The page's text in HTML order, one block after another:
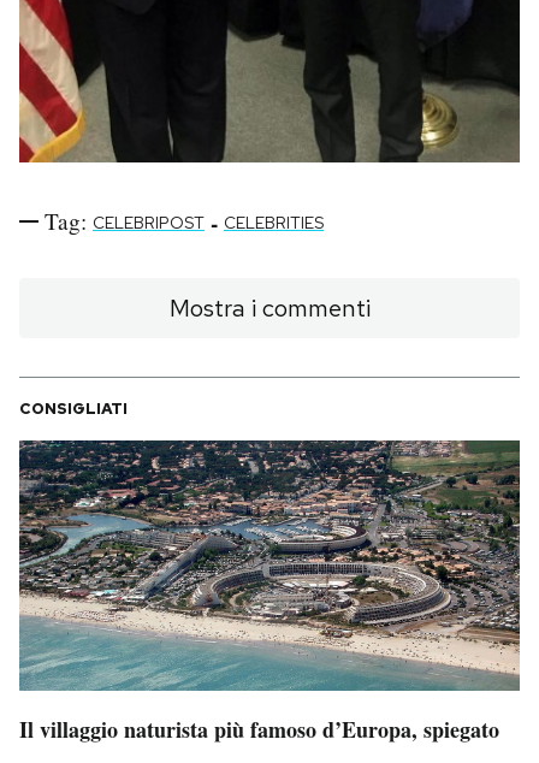
Tag: CELEBRIPOST - CELEBRITIES
Mostra i commenti
CONSIGLIATI
Il villaggio naturista più famoso d’Europa, spiegato